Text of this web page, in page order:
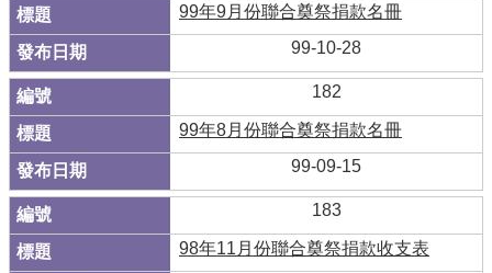
99年9月份聯合奠祭捐款名冊
99-10-28
182
99年8月份聯合奠祭捐款名冊
99-09-15
183
98年11月份聯合奠祭捐款收支表